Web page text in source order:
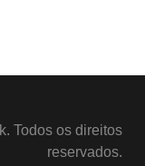
Todos os direitos
reservados.